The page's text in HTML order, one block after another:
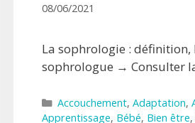
08/06/2021
La sophrologie :
sophrologue → Consulter
Catégories
Accouchement, Adaptation,
Apprentissage, Bébé, Bien être,